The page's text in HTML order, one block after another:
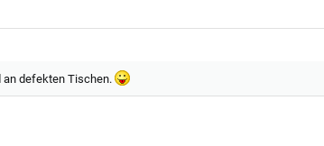
an defekten Tischen.